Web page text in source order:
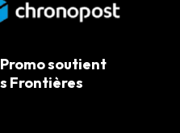
soutient
Frontières